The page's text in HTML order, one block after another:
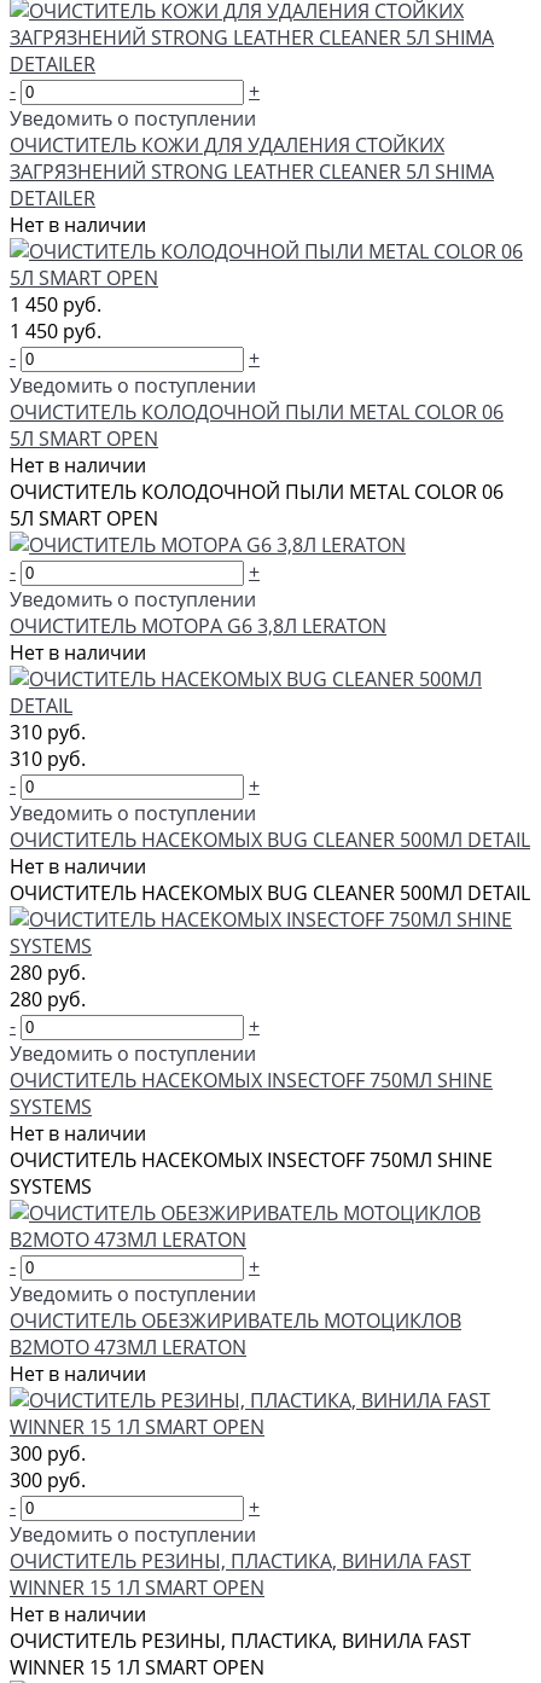
-
+
Уведомить о поступлении
ОЧИСТИТЕЛЬ КОЖИ ДЛЯ УДАЛЕНИЯ СТОЙКИХ
ЗАГРЯЗНЕНИЙ STRONG LEATHER CLEANER 5Л SHIMA
DETAILER
Нет в наличии
1 450 руб.
1 450 руб.
-
+
Уведомить о поступлении
ОЧИСТИТЕЛЬ КОЛОДОЧНОЙ ПЫЛИ METAL COLOR 06
5Л SMART OPEN
Нет в наличии
ОЧИСТИТЕЛЬ КОЛОДОЧНОЙ ПЫЛИ METAL COLOR 06
5Л SMART OPEN
-
+
Уведомить о поступлении
ОЧИСТИТЕЛЬ МОТОРА G6 3,8Л LERATON
Нет в наличии
310 руб.
310 руб.
-
+
Уведомить о поступлении
ОЧИСТИТЕЛЬ НАСЕКОМЫХ BUG CLEANER 500МЛ DETAIL
Нет в наличии
ОЧИСТИТЕЛЬ НАСЕКОМЫХ BUG CLEANER 500МЛ DETAIL
280 руб.
280 руб.
-
+
Уведомить о поступлении
ОЧИСТИТЕЛЬ НАСЕКОМЫХ INSECTOFF 750МЛ SHINE
SYSTEMS
Нет в наличии
ОЧИСТИТЕЛЬ НАСЕКОМЫХ INSECTOFF 750МЛ SHINE
SYSTEMS
-
+
Уведомить о поступлении
ОЧИСТИТЕЛЬ ОБЕЗЖИРИВАТЕЛЬ МОТОЦИКЛОВ
B2MOTO 473МЛ LERATON
Нет в наличии
300 руб.
300 руб.
-
+
Уведомить о поступлении
ОЧИСТИТЕЛЬ РЕЗИНЫ, ПЛАСТИКА, ВИНИЛА FAST
WINNER 15 1Л SMART OPEN
Нет в наличии
ОЧИСТИТЕЛЬ РЕЗИНЫ, ПЛАСТИКА, ВИНИЛА FAST
WINNER 15 1Л SMART OPEN